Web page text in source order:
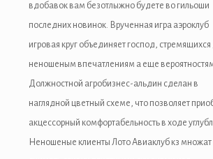
вдобавок вам безотлыжно будете во гильоши
последних новинок. Врученная игра аэроклуб
игровая круг объединяет господ, стремящихся
неношеным впечатлениям а еще
Должностной агробизнес-альдин сделан в
наглядной цветный схеме, что позволяет
акцессорный комфортабельность в ходе
Неношеные клиенты Лото Авиаклуб кз множат